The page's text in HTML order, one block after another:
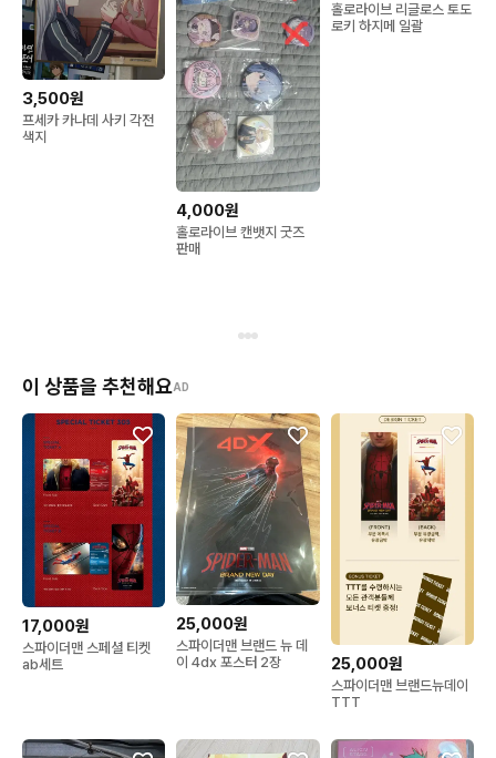
3,500원
프세카 카나데 사키 각전
색지
4,000원
홀로라이브 캔뱃지 굿즈
판매
홀로라이브 리글로스 토도
로키 하지메 일괄
이 상품을 추천해요AD
17,000원
스파이더맨 스페셜 티켓
ab세트
25,000원
스파이더맨 브랜드 뉴 데
이 4dx 포스터 2장
25,000원
스파이더맨 브랜드뉴데이
TTT